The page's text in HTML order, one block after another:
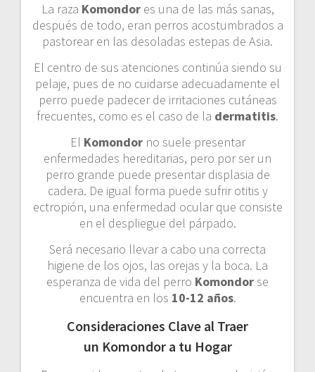
La raza Komondores una de las más sanas,
después de todo, eran perros acostumbrados a
pastorear en las desoladas estepas de Asia.
El centro de sus atenciones continúa siendo su
pelaje, pues de no cuidarse adecuadamente el
perro puede padecer de irritaciones cutáneas
frecuentes, como es el caso de la dermatitis.
El Komondorno suele presentar
enfermedades hereditarias, pero por ser un
perro grande puede presentar displasia de
cadera. De igual forma puede sufrir otitis y
ectropión, una enfermedad ocular que consiste
en el despliegue del párpado.
Será necesario llevar a cabo una correcta
higiene de los ojos, las orejas y la boca. La
esperanza de vida del perro Komondor se
encuentra en los 10-12 años.
Consideraciones Clave al Traer
un Komondor a tu Hogar